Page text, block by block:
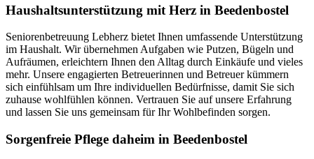
Haushalts­unterstützung mit Herz in Beedenbostel
Seniorenbetreuung Lebherz bietet Ihnen umfassende Unterstützung
im Haushalt. Wir übernehmen Aufgaben wie Putzen, Bügeln und
Aufräumen, erleichtern Ihnen den Alltag durch Einkäufe und vieles
mehr. Unsere engagierten Betreuerinnen und Betreuer kümmern
sich einfühlsam um Ihre individuellen Bedürfnisse, damit Sie sich
zuhause wohlfühlen können. Vertrauen Sie auf unsere Erfahrung
und lassen Sie uns gemeinsam für Ihr Wohlbefinden sorgen.
Sorgenfreie Pflege daheim in Beedenbostel